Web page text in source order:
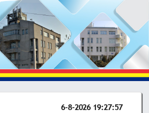
6-8-2026 19:27:57